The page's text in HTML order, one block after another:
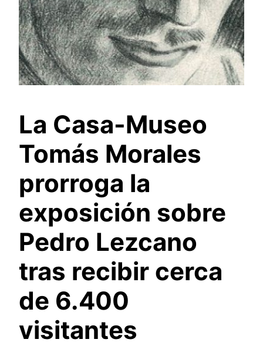
La Casa-Museo
Tomás Morales
prorroga la
exposición sobre
Pedro Lezcano
tras recibir cerca
de 6.400
visitantes